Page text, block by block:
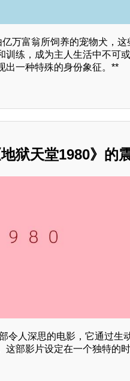
亿万富翁所饲养的宠物犬，
训练，成为主人生活中不可
出一种特殊的身份象征。**
狱天堂1980》的
令人深思的电影，它通过生
这部影片设定在一个独特的